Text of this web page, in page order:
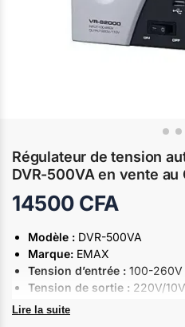
Régulateur de tension
DVR-500VA en vente au
14500 CFA
Modèle : DVR-500VA
Marque: EMAX
Tension d’entrée : 100-260V
Tension de sortie : 220V/
Puissance :
Lire la suite